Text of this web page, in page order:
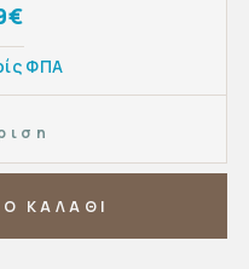
ΦΠΑ
ΚΑΛΑΘΙ